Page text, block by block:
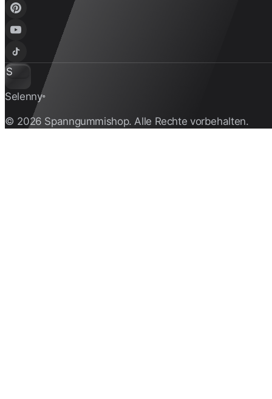
S
Selenny®
© 2026 Spanngummishop. Alle Rechte vorbehalten.